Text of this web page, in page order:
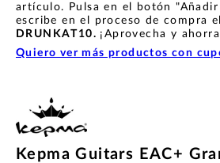
artículo. Pulsa en el botón
escribe en el proceso de compra
DRUNKAT10. ¡Aprovecha y
Quiero ver más productos con
Kepma Guitars EAC+